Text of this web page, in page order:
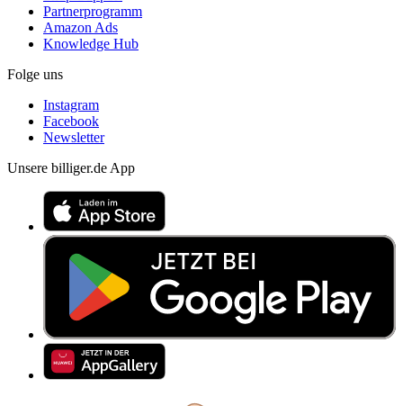
Partnerprogramm
Amazon Ads
Knowledge Hub
Folge uns
Instagram
Facebook
Newsletter
Unsere billiger.de App